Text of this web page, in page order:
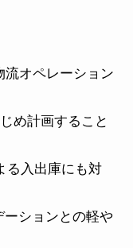
流オペレーション
め計画すること
る入出庫にも対
ーションとの軽や